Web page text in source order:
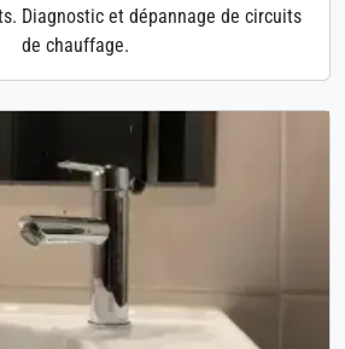
Diagnostic et dépannage de circuits
de chauffage.